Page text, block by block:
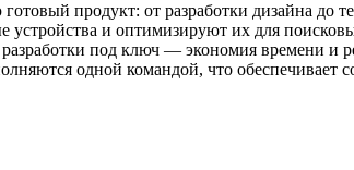
продукт: от разработки дизайна
и оптимизируют их для
под ключ — экономия времени и
одной командой, что обеспечивает